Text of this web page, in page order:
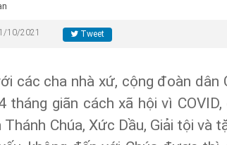
10/2021 Tweet
các cha nhà xứ, cộng đoàn dân
tháng giãn cách xã hội vì
Thánh Chúa, Xức Dầu, Giải tội và